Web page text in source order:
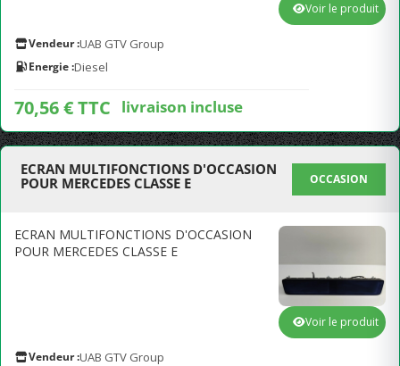
Vendeur :UAB GTV Group
Energie :Diesel
70,56 € TTC livraison incluse
Voir le produit
ECRAN MULTIFONCTIONS D'OCCASION
POUR MERCEDES CLASSE E
OCCASION
ECRAN MULTIFONCTIONS D'OCCASION
POUR MERCEDES CLASSE E
Vendeur :UAB GTV Group
Voir le produit